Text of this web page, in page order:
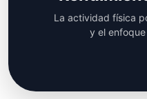
La actividad física
y el